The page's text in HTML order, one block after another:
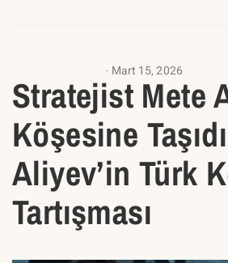
Mart 15, 2026
Stratejist Mete
Köşesine
Aliyev’in Türk
Tartışması